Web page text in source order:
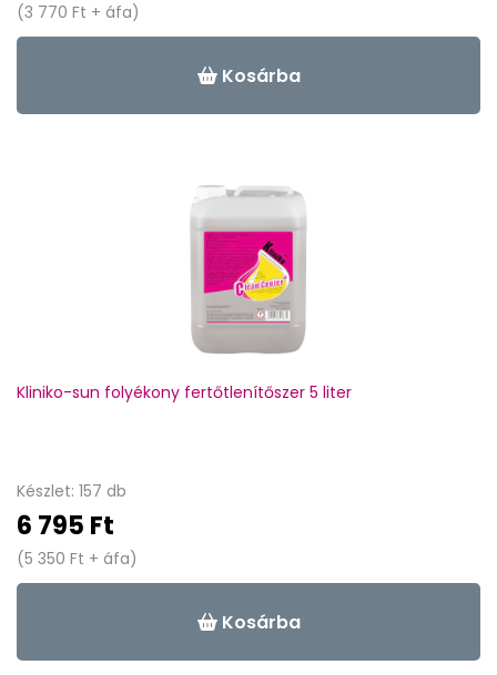
(3 770 Ft + áfa)
Kosárba
Kliniko-sun folyékony fertőtlenítőszer 5 liter
Készlet: 157 db
6 795 Ft
(5 350 Ft + áfa)
Kosárba